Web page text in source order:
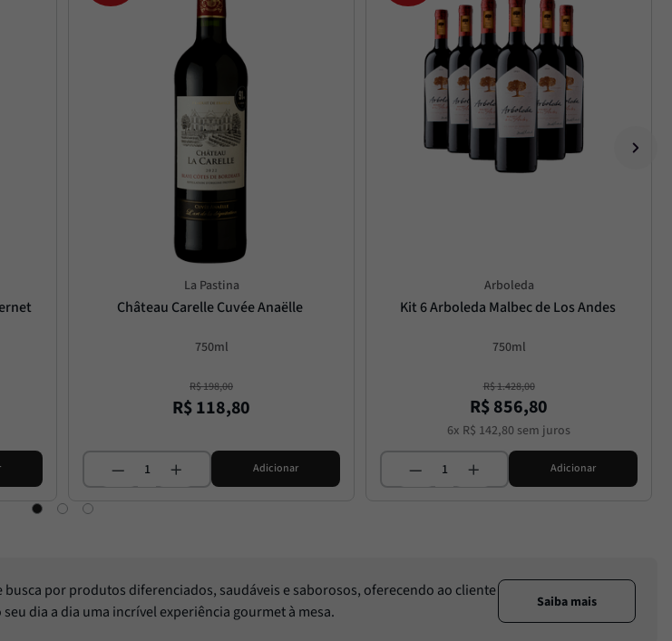
La Pastina
Château Carelle Cuvée Anaëlle
750ml
R$198,00
R$118,80
Adicionar
Arboleda
Kit 6 Arboleda Malbec de Los Andes
750ml
R$1.428,00
R$856,80
6x R$ 142,80 sem juros
Adicionar
por produtos diferenciados, saudáveis e saborosos, oferecendo ao cliente
dia a dia uma incrível experiência gourmet à mesa.
Saiba mais